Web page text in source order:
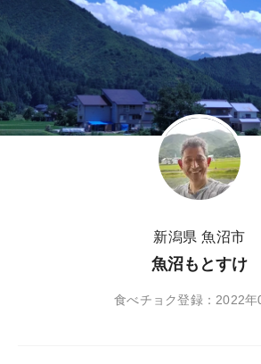
新潟県 魚沼市
魚沼もとすけ
食べチョク登録：2022年